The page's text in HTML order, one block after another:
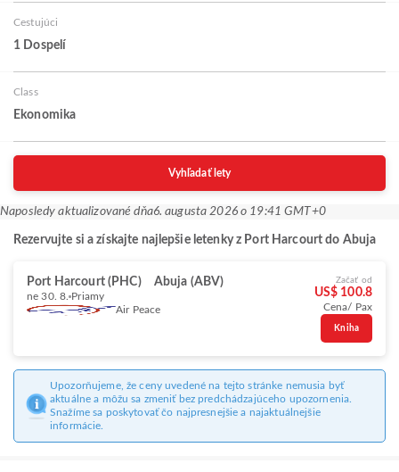
Cestujúci
1 Dospelí
Class
Ekonomika
Vyhľadať lety
Naposledy aktualizované dňa6. augusta 2026 o 19:41 GMT+0
Rezervujte si a získajte najlepšie letenky z Port Harcourt do Abuja
Port Harcourt (PHC) Abuja (ABV)
ne 30. 8. Priamy
Air Peace
Začať od
US$ 100.8
Cena/ Pax
Kniha
Upozorňujeme, že ceny uvedené na tejto stránke nemusia byť
aktuálne a môžu sa zmeniť bez predchádzajúceho upozornenia.
Snažíme sa poskytovať čo najpresnejšie a najaktuálnejšie
informácie.